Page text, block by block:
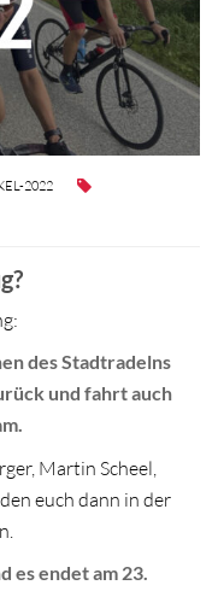
2022
des Stadtradelns
und fahrt auch
Martin Scheel,
euch dann in der
es endet am 23.